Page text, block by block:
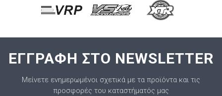
ΕΓΓΡΑΦΗ ΣΤΟ NEWSLETTER
Μείνετε ενημερωμένοι σχετικά με τα προϊόντα και τις
προσφορές του καταστήματός μας